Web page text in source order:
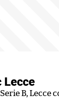
Lecce
B, Lecce